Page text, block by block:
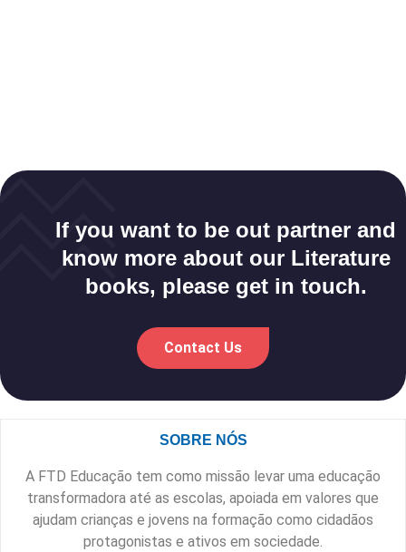
If you want to be out partner and
know more about our Literature
books, please get in touch.
Contact Us
SOBRE NÓS
A FTD Educação tem como missão levar uma educação
transformadora até as escolas, apoiada em valores que
ajudam crianças e jovens na formação como cidadãos
protagonistas e ativos em sociedade.